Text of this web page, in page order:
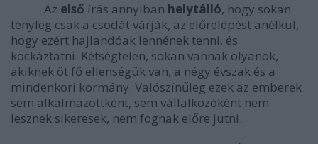
Az első írás annyiban helytálló, hogy sokan
tényleg csak a csodát várják, az előrelépést anélkül,
hogy ezért hajlandóak lennének tenni, és
kockáztatni. Kétségtelen, sokan vannak olyanok,
akiknek öt fő ellenségük van, a négy évszak és a
mindenkori kormány. Valószínűleg ezek az emberek
sem alkalmazottként, sem vállalkozóként nem
lesznek sikeresek, nem fognak előre jutni.